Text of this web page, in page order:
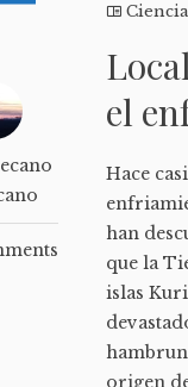
el
Hace
han
que la
islas
origen